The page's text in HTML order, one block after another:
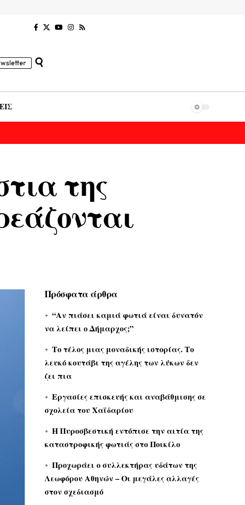
της
Πρόσφατα άρθρα
“Αν πιάσει καμιά φωτιά είναι δυνατόν
να λείπει ο Δήμαρχος;”
Το τέλος μιας μοναδικής ιστορίας. Το
λευκό κουτάβι της αγέλης των λύκων δεν
ζει πια
Εργασίες επισκευής και αναβάθμισης σε
σχολεία του Χαϊδαρίου
Η Πυροσβεστική εντόπισε την αιτία της
καταστροφικής φωτιάς στο Ποικίλο
Προχωράει ο συλλεκτήρας υδάτων της
Λεωφόρου Αθηνών – Οι μεγάλες αλλαγές
στον σχεδιασμό